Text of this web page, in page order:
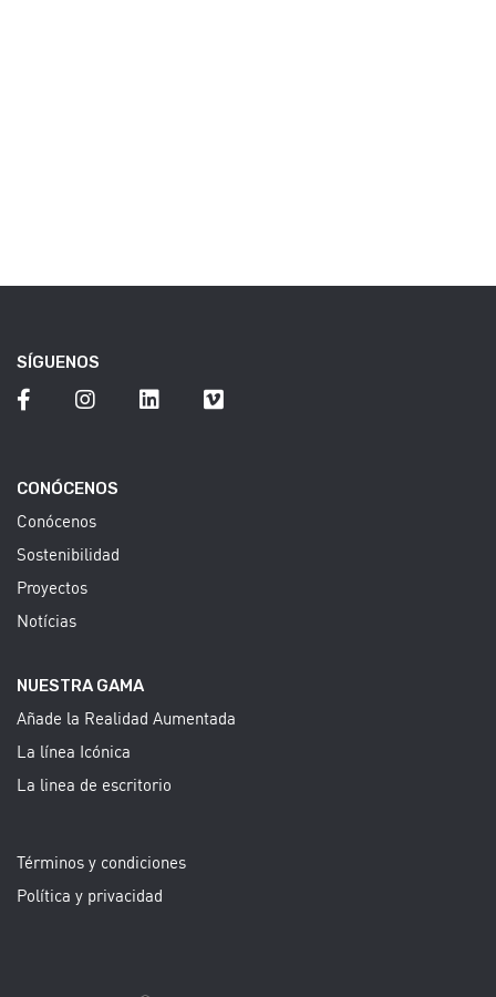
SÍGUENOS
CONÓCENOS
Conócenos
Sostenibilidad
Proyectos
Notícias
NUESTRA GAMA
Añade la Realidad Aumentada
La línea Icónica
La linea de escritorio
Términos y condiciones
Política y privacidad